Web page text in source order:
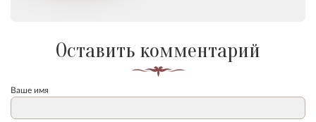
Оставить комментарий
Ваше имя